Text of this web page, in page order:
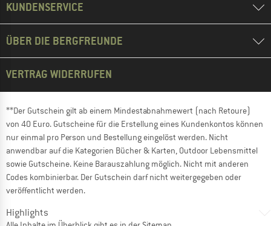
KUNDENSERVICE
ÜBER DIE BERGFREUNDE
VERTRAG WIDERRUFEN
**Der Gutschein gilt ab einem Mindestabnahmewert (nach Retoure)
von 40 Euro. Gutscheine für die Erstellung eines Kundenkontos können
nur einmal pro Person und Bestellung eingelöst werden. Nicht
anwendbar auf die Kategorien Bücher & Karten, Outdoor Lebensmittel
sowie Gutscheine. Keine Barauszahlung möglich. Nicht mit anderen
Codes kombinierbar. Der Gutschein darf nicht weitergegeben oder
veröffentlicht werden.
Highlights